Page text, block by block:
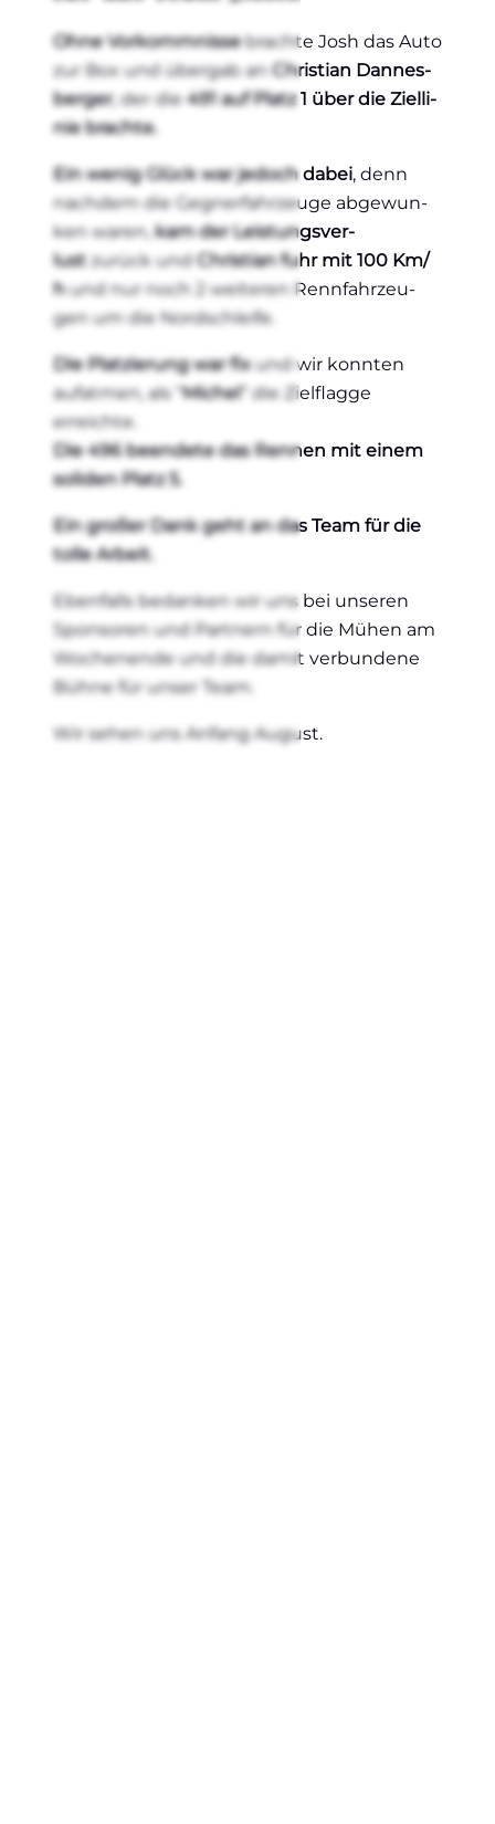
Ohne Vor­komm­nis­sebrach­te Josh das Auto
zur Box und über­gab anChris­ti­an Dan­nes­
ber­ger, der die491 auf Platz 1 über die Ziel­li­
nie brach­te.
Ein wenig Glück war jedoch dabei, denn
nach­dem die Geg­ner­fahr­zeu­ge abge­wun­
ken waren,kam der Leis­tungs­ver­
lustzurück undChris­ti­an fuhr mit 100 Km/​​
hund nur noch 2 wei­te­ren Renn­fahr­zeu­
gen um die Nord­schlei­fe.
Die Plat­zie­rung war fixund wir konn­ten
auf­at­men, als “Michel” die Ziel­flag­ge
erreich­te.
Die 496 been­de­te das Ren­nen mit einem
soli­den Platz 5.
Ein gro­ßer Dank geht an das Team für die
tol­le Arbeit.
Eben­falls bedan­ken wir uns bei unse­ren
Spon­so­ren und Part­nern für die Mühen am
Wochen­en­de und die damit ver­bun­de­ne
Büh­ne für unser Team.
Wir sehen uns Anfang August.